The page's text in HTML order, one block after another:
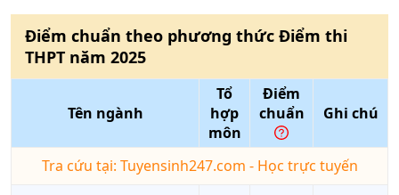
Điểm chuẩn theo phương thức Điểm thi
THPT năm 2025
Tên ngành
Tổ
hợp
môn
Điểm
chuẩn
Ghi chú
Tra cứu tại: Tuyensinh247.com - Học trực tuyến